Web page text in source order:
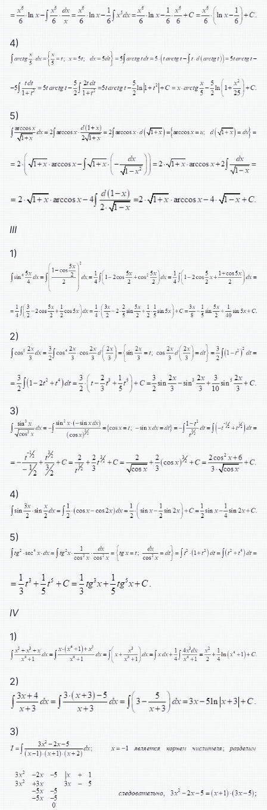
4)
5)
III
1)
2)
3)
4)
5)
IV
1)
2)
3)